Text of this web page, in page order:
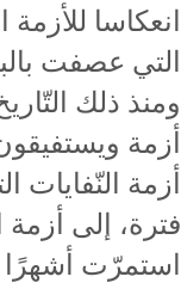
انعكاسا للأزمة
ومنذ ذلك
أزمة
أزمة النّفايات
فترة، إلى
استمرّت